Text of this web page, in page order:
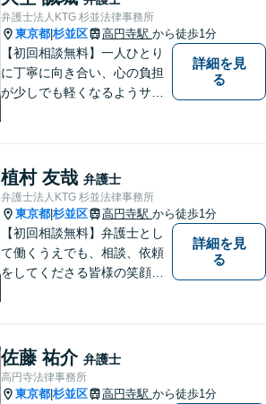
【夜間や休日相談も対応可
能】【メール・WEB面談可】
弁護士法人KTG 杉並法律事務所
東京都 杉並区 高円寺駅 から徒歩1分
【初回相談無料】一人ひとり
に丁寧に向き合い、心の負担
が少しでも軽くなるようサポ
しています。【夜間や休日相
談も対応可能】【メール・WE
B面談可】
詳細を見
る
植村 友哉 弁護士
弁護士法人KTG 杉並法律事務所
東京都 杉並区 高円寺駅 から徒歩1分
【初回相談無料】弁護士とし
て働くうえでも、相談、依頼
をしてくださる皆様の笑顔を
す。【夜間や休日相談も対応
可能】【メール・WEB面談
可】
詳細を見
る
佐藤 祐介 弁護士
高円寺法律事務所
東京都 杉並区 高円寺駅 から徒歩1分